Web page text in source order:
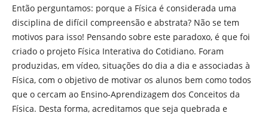
Então perguntamos: porque a Física é considerada uma
disciplina de difícil compreensão e abstrata? Não se tem
motivos para isso! Pensando sobre este paradoxo, é que foi
criado o projeto Física Interativa do Cotidiano. Foram
produzidas, em vídeo, situações do dia a dia e associadas à
Física, com o objetivo de motivar os alunos bem como todos
que o cercam ao Ensino-Aprendizagem dos Conceitos da
Física. Desta forma, acreditamos que seja quebrada e